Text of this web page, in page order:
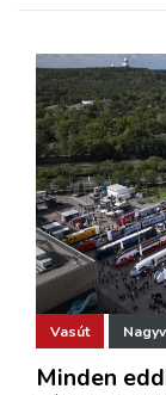
Vasút
Minden